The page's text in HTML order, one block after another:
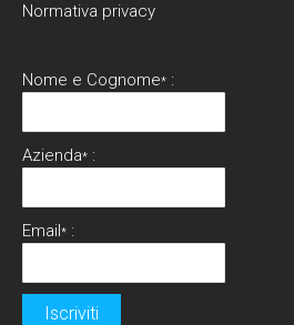
Normativa privacy
Nome e Cognome* :
Azienda* :
Email* :